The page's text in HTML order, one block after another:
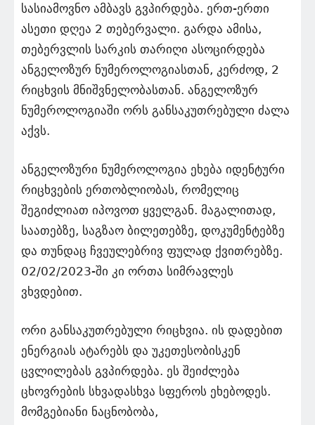
სასიამოვნო ამბავს გვპირდება. ერთ-ერთი
ასეთი დღეა 2 თებერვალი. გარდა ამისა,
თებერვლის სარკის თარიღი ასოცირდება
ანგელოზურ ნუმეროლოგიასთან, კერძოდ, 2
რიცხვის მნიშვნელობასთან. ანგელოზურ
ნუმეროლოგიაში ორს განსაკუთრებული ძალა
აქვს.
ანგელოზური ნუმეროლოგია ეხება იდენტური
რიცხვების ერთობლიობას, რომელიც
შეგიძლიათ იპოვოთ ყველგან. მაგალითად,
საათებზე, საგზაო ბილეთებზე, დოკუმენტებზე
და თუნდაც ჩვეულებრივ ფულად ქვითრებზე.
02/02/2023-ში კი ორთა სიმრავლეს
ვხვდებით.
ორი განსაკუთრებული რიცხვია. ის დადებით
ენერგიას ატარებს და უკეთესობისკენ
ცვლილებას გვპირდება. ეს შეიძლება
ცხოვრების სხვადასხვა სფეროს ეხებოდეს.
მომგებიანი ნაცნობობა,